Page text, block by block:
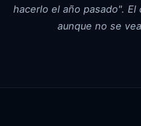
hacerlo el año pasado".
aunque no se